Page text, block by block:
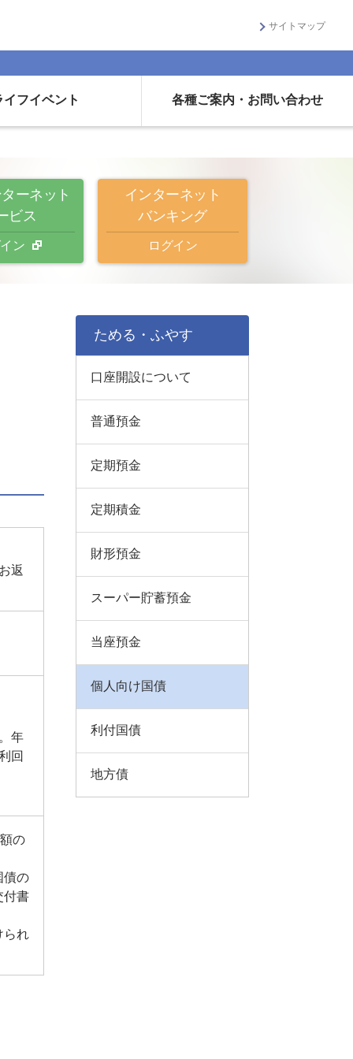
サイトマップ
イフイベント 各種ご案内・お問い合わせ
ーネット
ビス
ン
インターネット
バンキング
ログイン
返
年
回
の
債の
付書
られ
ためる・ふやす
口座開設について
普通預金
定期預金
定期積金
財形預金
スーパー貯蓄預金
当座預金
個人向け国債
利付国債
地方債